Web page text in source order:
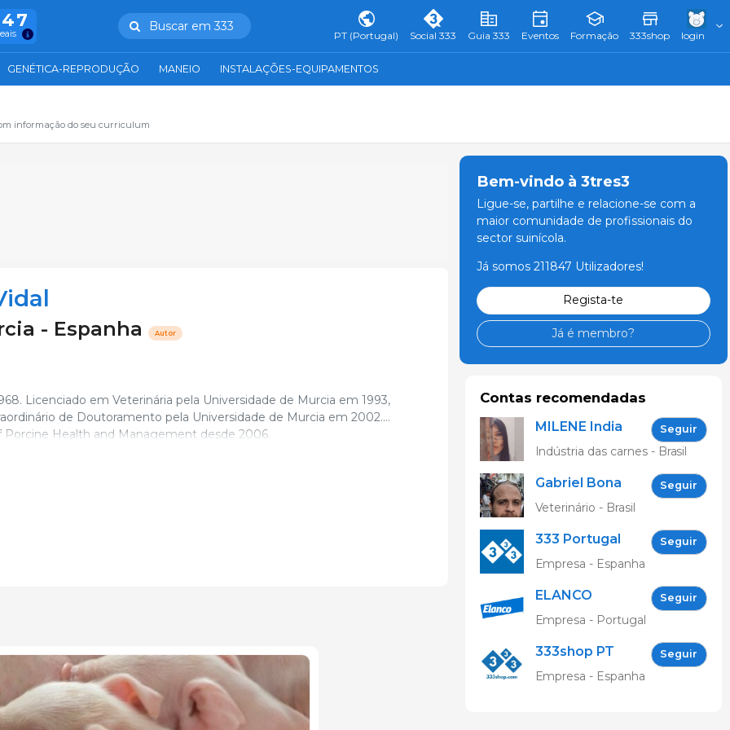
Buscar em 333
PT (Portugal) Social 333 Guia 333 Eventos Formação 333shop login
GENÉTICA-REPRODUÇÃO MANEIO INSTALAÇÕES-EQUIPAMENTOS
informação do seu curriculum
- Espanha Autor
Licenciado em Veterinária pela Universidade de Murcia em 1993,
de Doutoramento pela Universidade de Murcia em 2002.
Health and Management desde 2006.
de Produção Animal da Universidade de Murcia, ministrando aulas na
Universitário em Suinicultura Profissional e Científica da Universidade de
Bem-vindo à 3tres3
Ligue-se, partilhe e relacione-se com a
maior comunidade de profissionais do
sector suinícola.
Já somos 211847 Utilizadores!
Regista-te
Já é membro?
Contas recomendadas
MILENE India Seguir
Indústria das carnes - Brasil
Gabriel Bona Seguir
Veterinário - Brasil
333 Portugal Seguir
Empresa - Espanha
ELANCO
ANIMAL
Seguir
Empresa - Portugal
333shop PT Seguir
Empresa - Espanha